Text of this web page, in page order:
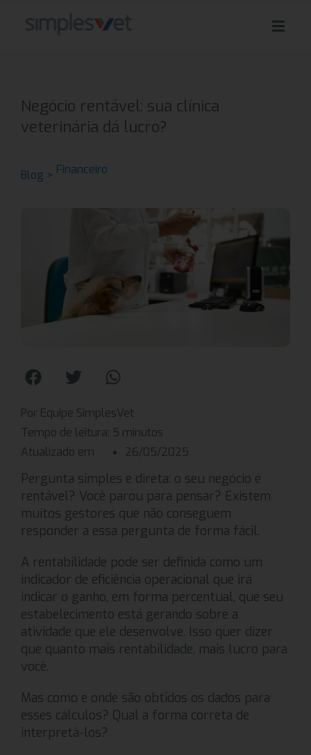
Negócio rentável: sua clínica
veterinária dá lucro?
Blog > Financeiro
Por Equipe SimplesVet
Tempo de leitura: 5 minutos
Atualizado em
26/05/2025
Pergunta simples e direta: o seu negócio é
rentável? Você parou para pensar? Existem
muitos gestores que não conseguem
responder a essa pergunta de forma fácil.
A rentabilidade pode ser definida como um
indicador de eficiência operacional que irá
indicar o ganho, em forma percentual, que seu
estabelecimento está gerando sobre a
atividade que ele desenvolve. Isso quer dizer
que quanto mais rentabilidade, mais lucro para
você.
Mas como e onde são obtidos os dados para
esses cálculos? Qual a forma correta de
interpretá-los?